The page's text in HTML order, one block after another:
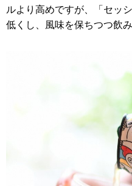
ルより高めですが、「セッ
低くし、風味を保ちつつ飲